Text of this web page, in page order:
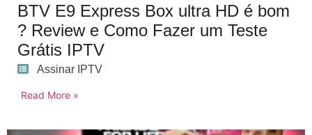
BTV E9 Express Box ultra HD é bom
? Review e Como Fazer um Teste
Grátis IPTV
Assinar IPTV
Read More »